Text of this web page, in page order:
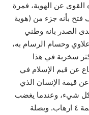
عن الهوية، فمرة
بأنه جزء من (هوية
الصدر بانه وطني
وحسام الرسام به،
سخرية في هذا
عن قيم الإسلام في
قيمة الإنسان الذي
كل شيء، وعندما يغضب
فأما يقتل برصاص القناصة أو يدرج في قائمة ٤ ارهاب. وبصلة